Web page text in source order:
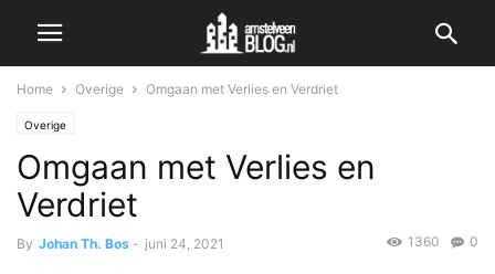
Home Overige Omgaan met Verlies en Verdriet
Overige
Omgaan met Verlies en
Verdriet
By Johan Th. Bos - juni 24, 2021 0
1360